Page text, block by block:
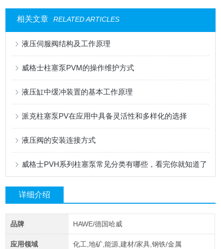
相关文章 RELATED ARTICLES
液压伺服阀结构及工作原理
威格士柱塞泵PVM的操作维护方式
液压缸中缓冲装置的基本工作原理
派克柱塞泵PV在应用中具备灵活性和多样化的选择
液压阀的安装连接方式
威格士PVH系列柱塞泵常见分类有哪些，看完你就知道了
详细介绍
品牌 HAWE/德国哈威
应用领域 化工,地矿,能源,建材/家具,钢铁/金属